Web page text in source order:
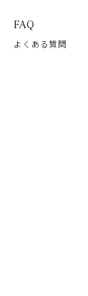
FAQ
よくある質問